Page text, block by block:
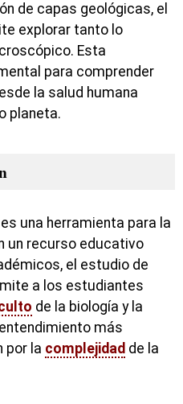
de capas geológicas, el
explorar tanto lo
Esta
para comprender
la salud humana
planeta.
una herramienta para la
un recurso educativo
el estudio de
a los estudiantes
de la biología y la
más
por la complejidad de la